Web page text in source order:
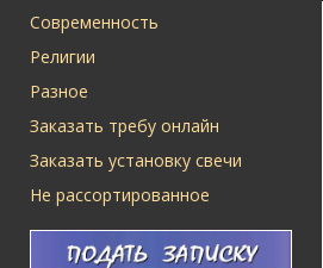
Современность
Религии
Разное
Заказать требу онлайн
Заказать установку свечи
Не рассортированное